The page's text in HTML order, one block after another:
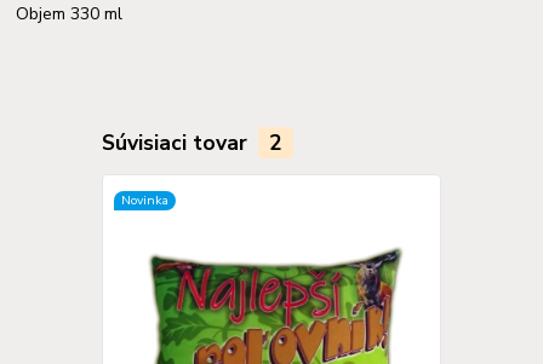
Objem 330 ml
Súvisiaci tovar 2
Novinka